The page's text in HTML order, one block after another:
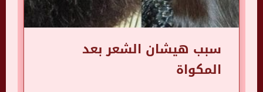
سبب هيشان الشعر بعد
المكواة